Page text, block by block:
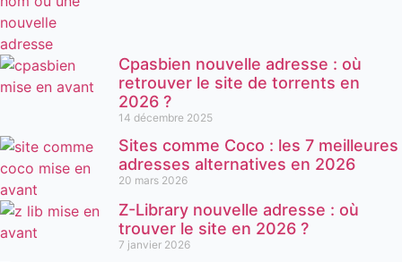
Cpasbien nouvelle adresse : où
retrouver le site de torrents en
2026 ?
14 décembre 2025
Sites comme Coco : les 7 meilleures
adresses alternatives en 2026
20 mars 2026
Z-Library nouvelle adresse : où
trouver le site en 2026 ?
7 janvier 2026